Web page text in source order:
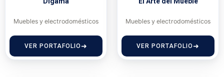
Muebles y electrodomésticos
VER PORTAFOLIO
Muebles y electrodomésticos
VER PORTAFOLIO